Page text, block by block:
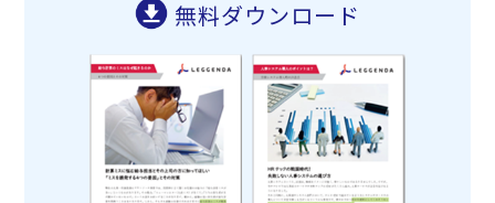
無料ダウンロード